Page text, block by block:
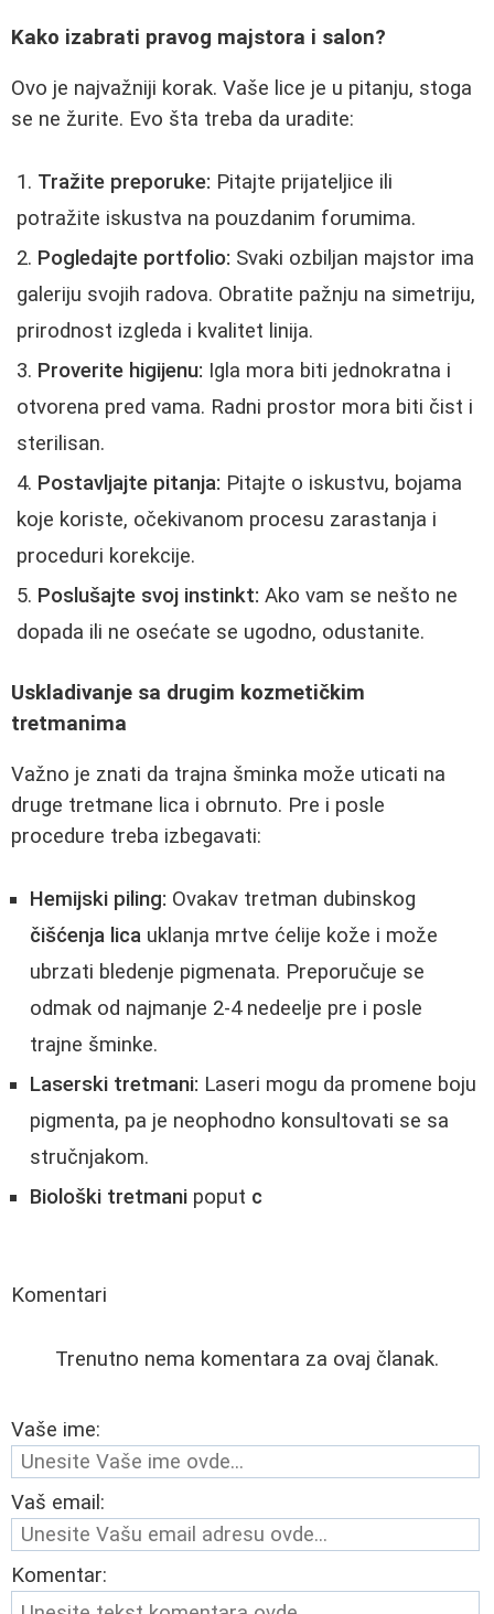
Kako izabrati pravog majstora i salon?
Ovo je najvažniji korak. Vaše lice je u pitanju, stoga
se ne žurite. Evo šta treba da uradite:
Tražite preporuke: Pitajte prijateljice ili
potražite iskustva na pouzdanim forumima.
Pogledajte portfolio: Svaki ozbiljan majstor ima
galeriju svojih radova. Obratite pažnju na simetriju,
prirodnost izgleda i kvalitet linija.
Proverite higijenu: Igla mora biti jednokratna i
otvorena pred vama. Radni prostor mora biti čist i
sterilisan.
Postavljajte pitanja: Pitajte o iskustvu, bojama
koje koriste, očekivanom procesu zarastanja i
proceduri korekcije.
Poslušajte svoj instinkt: Ako vam se nešto ne
dopada ili ne osećate se ugodno, odustanite.
Uskladivanje sa drugim kozmetičkim
tretmanima
Važno je znati da trajna šminka može uticati na
druge tretmane lica i obrnuto. Pre i posle
procedure treba izbegavati:
Hemijski piling: Ovakav tretman dubinskog
čišćenja lica uklanja mrtve ćelije kože i može
ubrzati bledenje pigmenata. Preporučuje se
odmak od najmanje 2-4 nedeelje pre i posle
trajne šminke.
Laserski tretmani: Laseri mogu da promene boju
pigmenta, pa je neophodno konsultovati se sa
stručnjakom.
Biološki tretmani poput c
Komentari
Trenutno nema komentara za ovaj članak.
Vaše ime:
Vaš email:
Komentar: